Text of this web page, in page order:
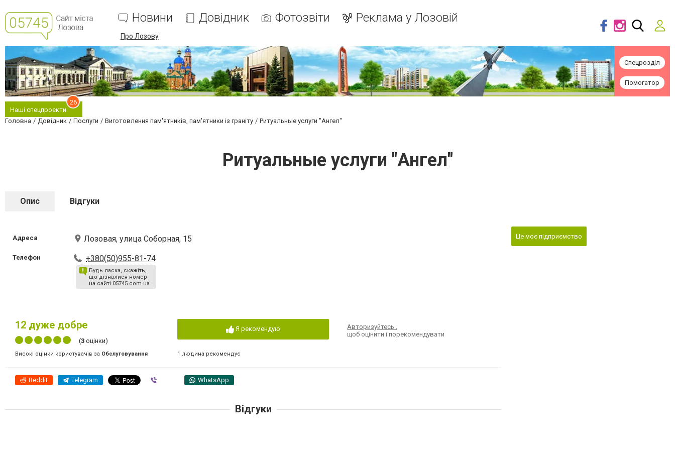
Новини Довідник Фотозвіти Реклама у Лозовій
Про Лозову
Спецрозділ
Помогатор
Наші спецпроєкти
26
Головна Довідник Послуги Виготовлення пам'ятників, пам'ятники із граніту Ритуальные услуги "Ангел"
Ритуальные услуги "Ангел"
Опис Відгуки
Адреса Лозовая, улица Соборная, 15
Телефон +380(50)955-81-74
Будь ласка, скажіть,
що дізналися номер
на сайті 05745.com.ua
12 дуже добре
(3 оцінки)
Високі оцінки користувачів за Обслуговування
Я рекомендую
1 людина рекомендує
Авторизуйтесь,
щоб оцінити і порекомендувати
Reddit Telegram WhatsApp
Це моє підприємство
Відгуки